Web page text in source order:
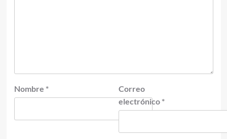
Nombre *
Correo
electrónico *